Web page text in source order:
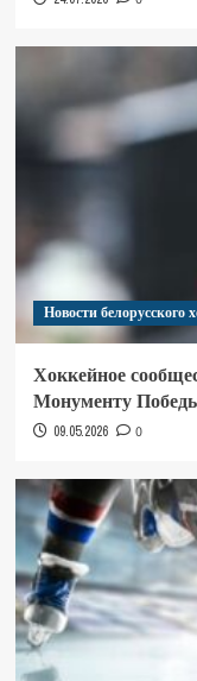
Новости белорусского
Хоккейное
Монументу
09.05.2026 0